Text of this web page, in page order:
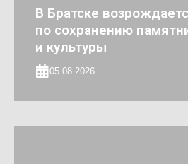
В Братске
по сохранению
и культуры
05.08.2026